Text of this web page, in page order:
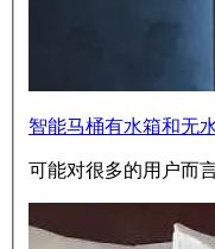
智能马桶有水箱和无
可能对很多的用户而